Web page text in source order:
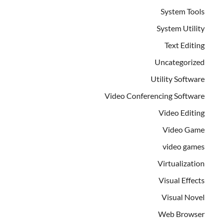
System Tools
System Utility
Text Editing
Uncategorized
Utility Software
Video Conferencing Software
Video Editing
Video Game
video games
Virtualization
Visual Effects
Visual Novel
Web Browser